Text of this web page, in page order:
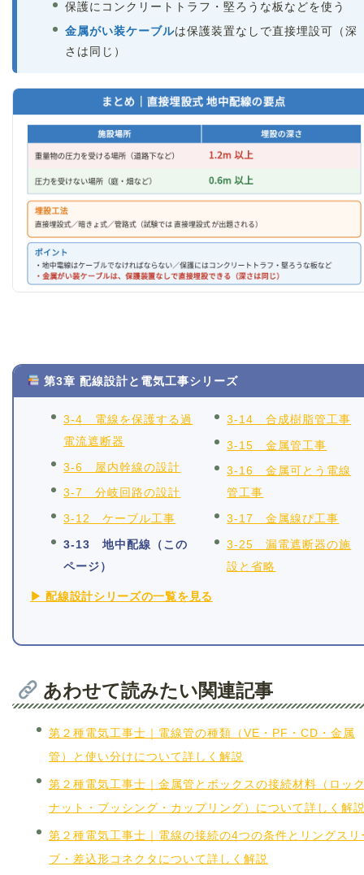
保護にコンクリートトラフ・堅ろうな板などを使う
金属がい装ケーブルは保護装置なしで直接埋設可（深
さは同じ）
第3章 配線設計と電気工事シリーズ
3-4 電線を保護する過
電流遮断器
3-6 屋内幹線の設計
3-7 分岐回路の設計
3-12 ケーブル工事
3-13 地中配線（この
ページ）
3-14 合成樹脂管工事
3-15 金属管工事
3-16 金属可とう電線
管工事
3-17 金属線ぴ工事
3-25 漏電遮断器の施
設と省略
▶ 配線設計シリーズの一覧を見る
あわせて読みたい関連記事
第２種電気工事士｜電線管の種類（VE・PF・CD・金属
管）と使い分けについて詳しく解説
第２種電気工事士｜金属管とボックスの接続材料（ロッ
ナット・ブッシング・カップリング）について詳しく解
第２種電気工事士｜電線の接続の4つの条件とリングスリ
ブ・差込形コネクタについて詳しく解説